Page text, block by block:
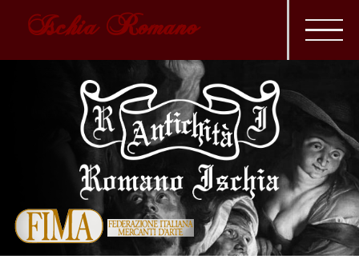
Ischia Romano